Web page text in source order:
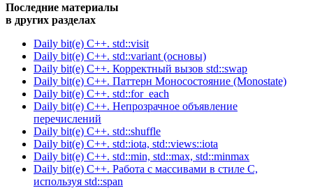
Последние материалы
в других разделах
Daily bit(e) C++. std::visit
Daily bit(e) C++. std::variant (основы)
Daily bit(e) C++. Корректный вызов std::swap
Daily bit(e) C++. Паттерн Моносостояние (Monostate)
Daily bit(e) C++. std::for_each
Daily bit(e) C++. Непрозрачное объявление
перечислений
Daily bit(e) C++. std::shuffle
Daily bit(e) C++. std::iota, std::views::iota
Daily bit(e) C++. std::min, std::max, std::minmax
Daily bit(e) C++. Работа с массивами в стиле C,
используя std::span